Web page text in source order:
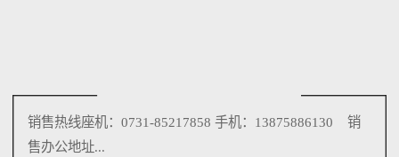
销售热线座机：0731-85217858 手机：13875886130 销
售办公地址...